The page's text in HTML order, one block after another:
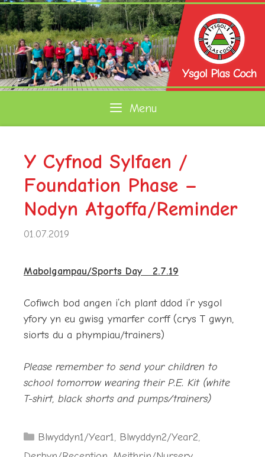
Skip
to
content
Menu
Y Cyfnod Sylfaen /
Foundation Phase –
Nodyn Atgoffa/Reminder
01.07.2019
Mabolgampau/Sports Day 2.7.19
Cofiwch bod angen i’ch plant ddod i’r ysgol
yfory yn eu gwisg ymarfer corff (crys T gwyn,
siorts du a phympiau/trainers)
Please remember to send your children to
school tomorrow wearing their P.E. Kit (white
T-shirt, black shorts and pumps/trainers)
Categories
Blwyddyn1/Year1, Blwyddyn2/Year2,